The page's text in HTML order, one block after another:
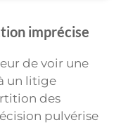
imprécise
de voir une
un litige
des
pulvérise